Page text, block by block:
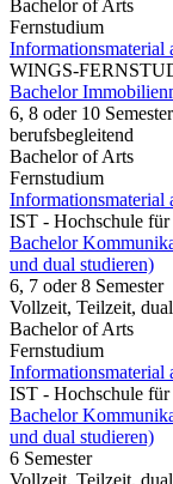
Bachelor of Arts
Fernstudium
Informationsmaterial
WINGS-
Bachelor
6, 8 oder 10 Semester
berufsbegleitend
Bachelor of Arts
Fernstudium
Informationsmaterial
IST - Hochschule für
Bachelor
und dual studieren)
6, 7 oder 8 Semester
Vollzeit, Teilzeit, dual
Bachelor of Arts
Fernstudium
Informationsmaterial
IST - Hochschule für
Bachelor
und dual studieren)
6 Semester
Vollzeit, Teilzeit, dual